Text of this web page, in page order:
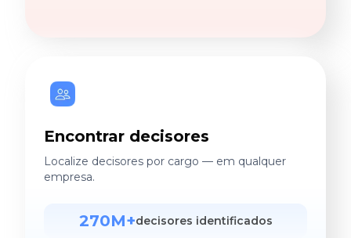
Encontrar decisores
Localize decisores por cargo — em qualquer
empresa.
270M+decisores identificados